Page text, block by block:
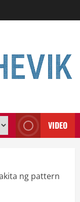
VIDEO
ng pattern